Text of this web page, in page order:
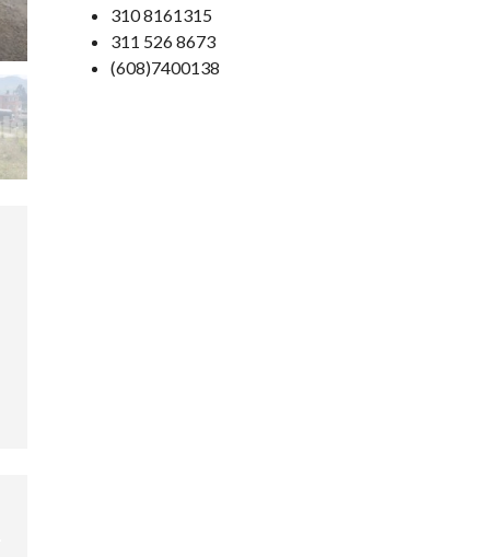
310 8161315
311 526 8673
(608)7400138